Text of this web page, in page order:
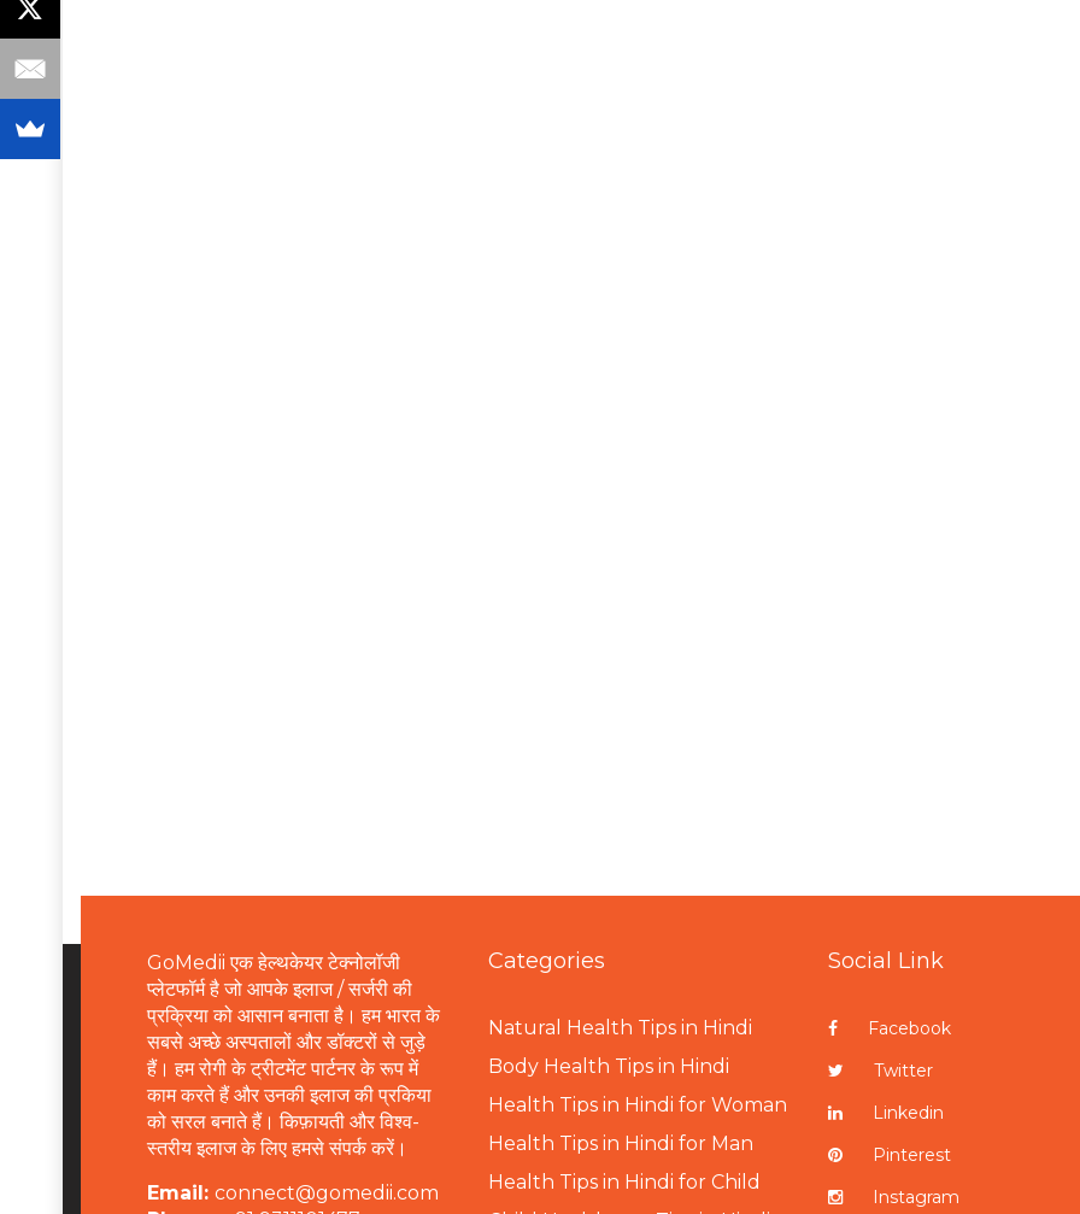
GoMedii एक हेल्थकेयर टेक्नोलॉजी
प्लेटफॉर्म है जो आपके इलाज / सर्जरी की
प्रक्रिया को आसान बनाता है। हम भारत के
सबसे अच्छे अस्पतालों और डॉक्टरों से जुड़े
हैं। हम रोगी के ट्रीटमेंट पार्टनर के रूप में
काम करते हैं और उनकी इलाज की प्रकिया
को सरल बनाते हैं। किफ़ायती और विश्व-
स्तरीय इलाज के लिए हमसे संपर्क करें।
Email: connect@gomedii.com
Categories
Natural Health Tips in Hindi
Body Health Tips in Hindi
Health Tips in Hindi for Woman
Health Tips in Hindi for Man
Health Tips in Hindi for Child
Social Link
Facebook
Twitter
Linkedin
Pinterest
Instagram